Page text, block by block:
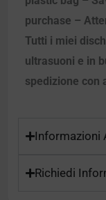
purchase –
Tutti i miei
ultrasuoni e in
spedizione con
Informazioni
Richiedi